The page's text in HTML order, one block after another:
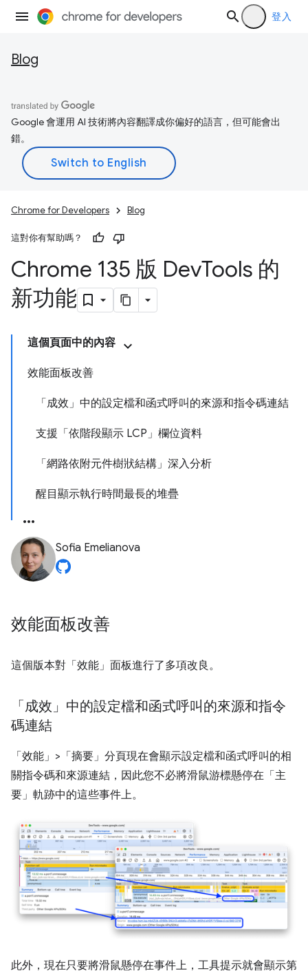
登入
Blog
Google 會運用 AI 技術將內容翻譯成你偏好的語言，但可能會出
錯。
Chrome for Developers Blog
這對你有幫助嗎？
Chrome 135 版 DevTools 的
新功能
這個頁面中的內容
效能面板改善
「成效」中的設定檔和函式呼叫的來源和指令碼連結
支援「依階段顯示 LCP」欄位資料
「網路依附元件樹狀結構」深入分析
醒目顯示執行時間最長的堆疊
Sofia Emelianova
效能面板改善
這個版本對「效能」 面板進行了多項改良。
「成效」中的設定檔和函式呼叫的來源和指令
碼連結
「效能」>「摘要」分頁現在會顯示設定檔和函式呼叫的相
關指令碼和來源連結，因此您不必將滑鼠游標懸停在「主
要」軌跡中的這些事件上。
此外，現在只要將滑鼠懸停在事件上，工具提示就會顯示第